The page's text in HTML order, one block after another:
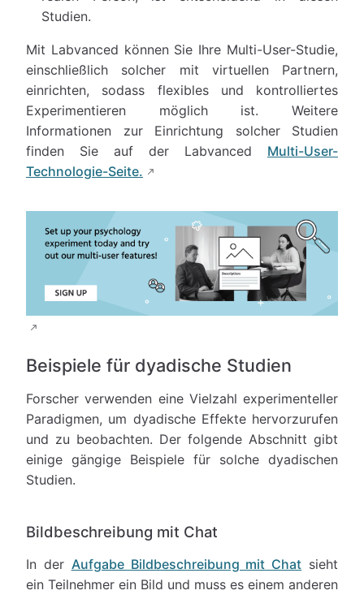
Studien.
Mit Labvanced können Sie Ihre Multi-User-Studie,
einschließlich solcher mit virtuellen Partnern,
einrichten, sodass flexibles und kontrolliertes
Experimentieren möglich ist. Weitere
Informationen zur Einrichtung solcher Studien
finden Sie auf der Labvanced Multi-User-
Technologie-Seite.
Beispiele für dyadische Studien
Forscher verwenden eine Vielzahl experimenteller
Paradigmen, um dyadische Effekte hervorzurufen
und zu beobachten. Der folgende Abschnitt gibt
einige gängige Beispiele für solche dyadischen
Studien.
Bildbeschreibung mit Chat
In der Aufgabe Bildbeschreibung mit Chat sieht
ein Teilnehmer ein Bild und muss es einem anderen